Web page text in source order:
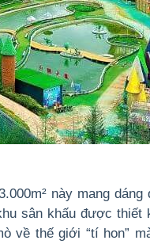
này mang dáng
sân khấu được thiết
về thế giới “tí hon”